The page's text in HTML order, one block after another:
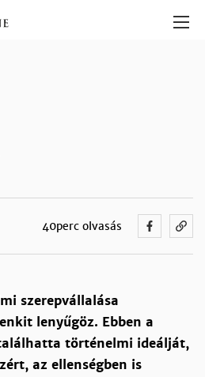
40perc olvasás
szerepvállalása
lenyűgöz. Ebben a
történelmi ideálját,
az ellenségben is